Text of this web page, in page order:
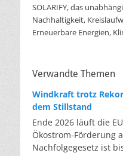
SOLARIFY, das
Nachhaltigkeit,
Erneuerbare Energien,
Verwandte Themen
Windkraft trotz
dem Stillstand
Ende 2026 läuft die
Ökostrom-Förderung
Nachfolgegesetz ist